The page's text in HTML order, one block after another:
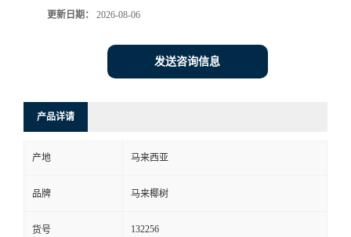
更新日期： 2026-08-06
发送咨询信息
产品详请
产地 马来西亚
品牌 马来椰树
货号 132256